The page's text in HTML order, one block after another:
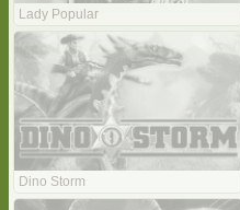
Lady Popular
Dino Storm